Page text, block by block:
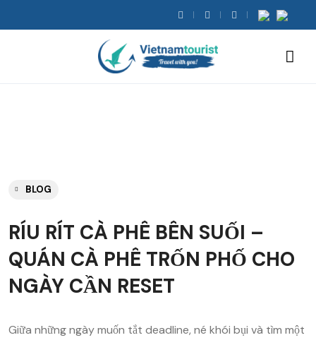
BLOG
RÍU RÍT CÀ PHÊ BÊN SUỐI –
QUÁN CÀ PHÊ TRỐN PHỐ CHO
NGÀY CẦN RESET
Giữa những ngày muốn tắt deadline, né khói bụi và tìm một